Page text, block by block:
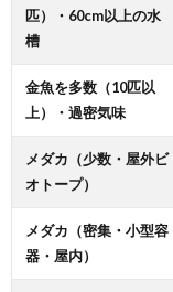
匹）・60cm以上の水
槽
金魚を多数（10匹以
上）・過密気味
メダカ（少数・屋外ビ
オトープ）
メダカ（密集・小型容
器・屋内）